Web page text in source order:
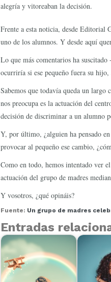
alegría y vitoreaban la decisión.
Frente a esta noticia, desde Editorial
uno de los alumnos. Y desde aquí
Lo que más comentarios ha
ocurriría si ese pequeño fuera su hijo,
Sabemos que todavía queda un
nos preocupa es la actuación del
decisión de discriminar a un alumno
Y, por último, ¿alguien ha pensado
provocar al pequeño ese cambio,
Como en todo, hemos intentado ver
actuación del grupo de madres
Y vosotros, ¿qué opináis?
Fuente: Un grupo de madres
Entradas